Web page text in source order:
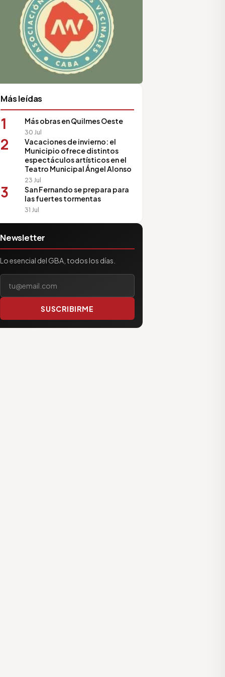
Más leídas
1 Más obras en Quilmes Oeste
30 Jul
2
Vacaciones de invierno: el
Municipio ofrece distintos
espectáculos artísticos en el
Teatro Municipal Ángel Alonso
23 Jul
3
San Fernando se prepara para
las fuertes tormentas
31 Jul
Newsletter
Lo esencial del GBA, todos los días.
SUSCRIBIRME